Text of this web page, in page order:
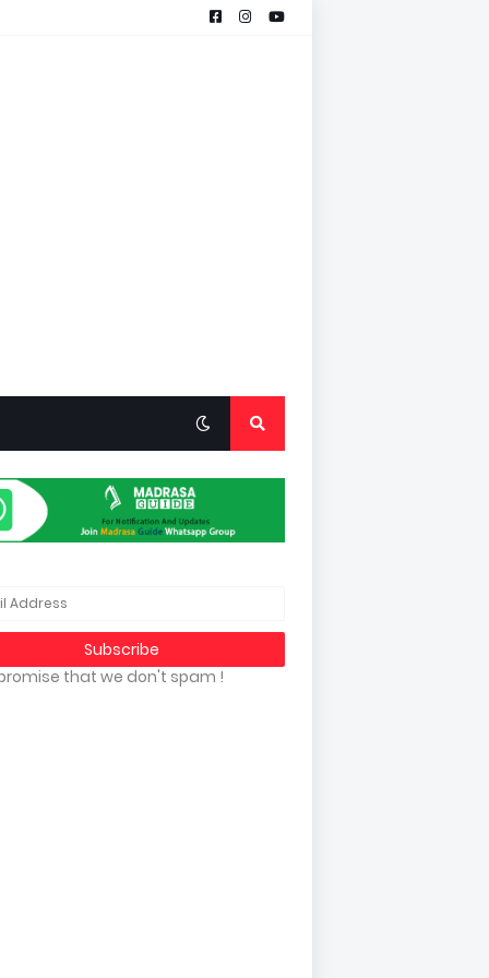
that we don't spam !